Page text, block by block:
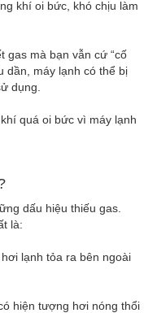
khí oi bức, khó chịu làm
gas mà bạn vẫn cứ “cố
dần, máy lạnh có thể bị
dụng.
quá oi bức vì máy lạnh
dấu hiệu thiếu gas.
là:
lạnh tỏa ra bên ngoài
hiện tượng hơi nóng thổi